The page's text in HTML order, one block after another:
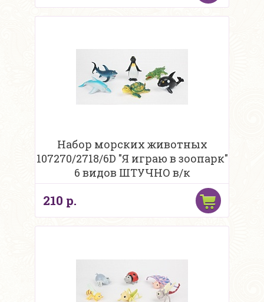
Набор морских животных
107270/2718/6D "Я играю в зоопарк"
6 видов ШТУЧНО в/к
210 р.